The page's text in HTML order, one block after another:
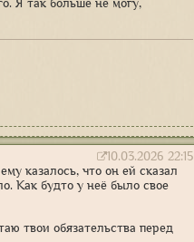
Я так больше не могу,
10.03.2026 22:15
казалось, что он ей сказал
Как будто у неё было свое
твои обязательства перед